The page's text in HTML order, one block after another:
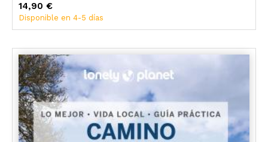
14,90 €
Disponible en 4-5 días